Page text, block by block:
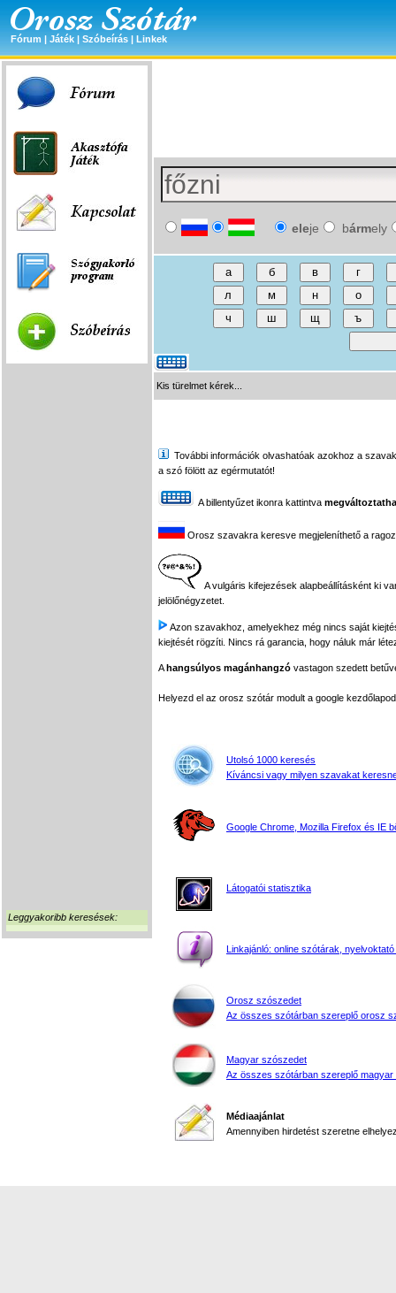
Fórum | Játék | Szóbeírás | Linkek
Leggyakoribb keresések:
eleje bármely
Kis türelmet kérek...
További információk olvashatóak azokhoz a
a szó fölött az egérmutatót!
A billentyűzet ikonra kattintva
Orosz szavakra keresve megjeleníthető a
A vulgáris kifejezések alapbeállításként ki
jelölőnégyzetet.
Azon szavakhoz, amelyekhez még nincs saját
kiejtését rögzíti. Nincs rá garancia, hogy náluk már
Ahangsúlyos magánhangzó vastagon szedett
Helyezd el az orosz szótár modult a google
Utolsó 1000 keresés
Kíváncsi vagy milyen szavakat
Google Chrome, Mozilla Firefox és IE
Látogatói statisztika
Linkajánló: online szótárak, nyelvoktató
Orosz szószedet
Az összes szótárban szereplő orosz
Magyar szószedet
Az összes szótárban szereplő magyar
Médiaajánlat
Amennyiben hirdetést szeretne